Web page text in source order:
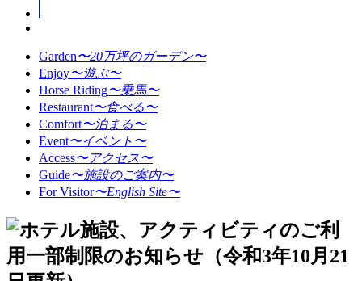
Garden〜20万坪のガーデン〜
Enjoy〜遊ぶ〜
Horse Riding〜乗馬〜
Restaurant〜食べる〜
Comfort〜泊まる〜
Event〜イベント〜
Access〜アクセス〜
Guide〜施設のご案内〜
For Visitor〜English Site〜